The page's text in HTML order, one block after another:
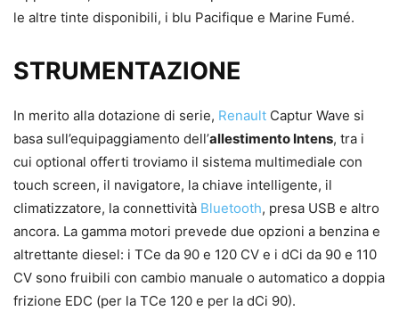
le altre tinte disponibili, i blu Pacifique e Marine Fumé.
STRUMENTAZIONE
In merito alla dotazione di serie, Renault Captur Wave si
basa sull’equipaggiamento dell’allestimento Intens, tra i
cui optional offerti troviamo il sistema multimediale con
touch screen, il navigatore, la chiave intelligente, il
climatizzatore, la connettività Bluetooth, presa USB e altro
ancora. La gamma motori prevede due opzioni a benzina e
altrettante diesel: i TCe da 90 e 120 CV e i dCi da 90 e 110
CV sono fruibili con cambio manuale o automatico a doppia
frizione EDC (per la TCe 120 e per la dCi 90).